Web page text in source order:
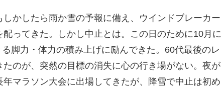
かしたら雨か雪の予報に備え、ウインドブレーカー
ってきた。しかし中止とは。この日のために10月に
脚力・体力の積み上げに励んできた。60代最後のレ
のが、突然の目標の消失に心の行き場がない。夜が
マラソン大会に出場してきたが、降雪で中止は初め